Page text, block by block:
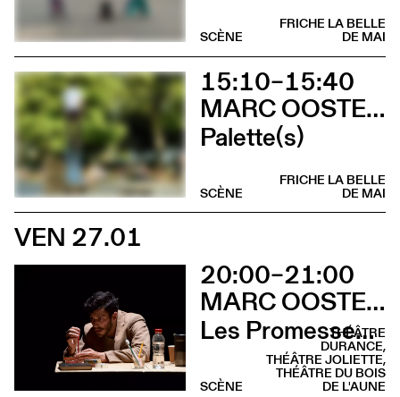
FRICHE LA BELLE
DE MAI
SCÈNE
15:10–15:40
MARC OOSTERHOFF
Palette(s)
FRICHE LA BELLE
DE MAI
SCÈNE
VEN 27.01
20:00–21:00
MARC OOSTERHOFF
Les Promesses de l’incertitude
THÉÂTRE
DURANCE,
THÉÂTRE JOLIETTE,
THÉÂTRE DU BOIS
DE L'AUNE
SCÈNE